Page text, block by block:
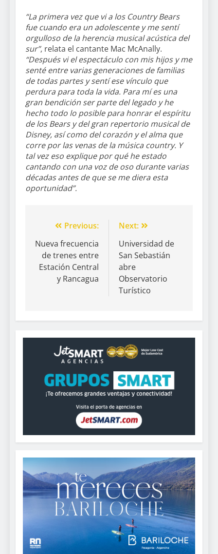
“La primera vez que vi a los Country Bears
fue cuando era un adolescente y me sentí
orgulloso de la herencia musical acústica del
sur”, relata el cantante Mac McAnally.
“Después vi el espectáculo con mis hijos y me
senté entre varias generaciones de familias
de todas partes y sentí ese vínculo que
perdura para toda la vida. Para mí es una
gran bendición ser parte del legado y he
hecho todo lo posible para honrar el espíritu
de los Bears y del gran repertorio musical de
Disney, así como del corazón y el alma que
corre por las venas de la música country. Y
tal vez eso explique por qué he estado
cantando con una voz de oso durante varias
décadas antes de que se me diera esta
oportunidad”.
Previous:
Nueva frecuencia
de trenes entre
Estación Central
y Rancagua
Next:
Universidad de
San Sebastián
abre
Observatorio
Turístico